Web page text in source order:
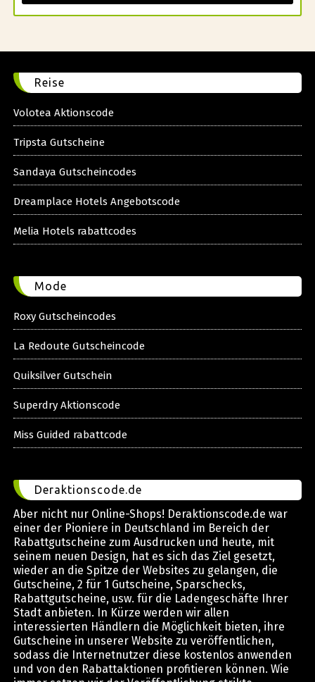
Reise
Volotea Aktionscode
Tripsta Gutscheine
Sandaya Gutscheincodes
Dreamplace Hotels Angebotscode
Melia Hotels rabattcodes
Mode
Roxy Gutscheincodes
La Redoute Gutscheincode
Quiksilver Gutschein
Superdry Aktionscode
Miss Guided rabattcode
Deraktionscode.de
Aber nicht nur Online-Shops! Deraktionscode.de war
einer der Pioniere in Deutschland im Bereich der
Rabattgutscheine zum Ausdrucken und heute, mit
seinem neuen Design, hat es sich das Ziel gesetzt,
wieder an die Spitze der Websites zu gelangen, die
Gutscheine, 2 für 1 Gutscheine, Sparschecks,
Rabattgutscheine, usw. für die Ladengeschäfte Ihrer
Stadt anbieten. In Kürze werden wir allen
interessierten Händlern die Möglichkeit bieten, ihre
Gutscheine in unserer Website zu veröffentlichen,
sodass die Internetnutzer diese kostenlos anwenden
und von den Rabattaktionen profitieren können. Wie